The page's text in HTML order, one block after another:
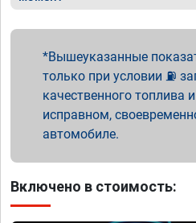
Вышеуказанные
только при условии ⛽
качественного топлива
исправном,
автомобиле.
Включено в стоимость: